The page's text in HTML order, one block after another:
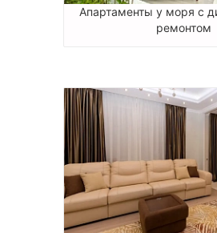
Апартаменты у моря с
ремонтом